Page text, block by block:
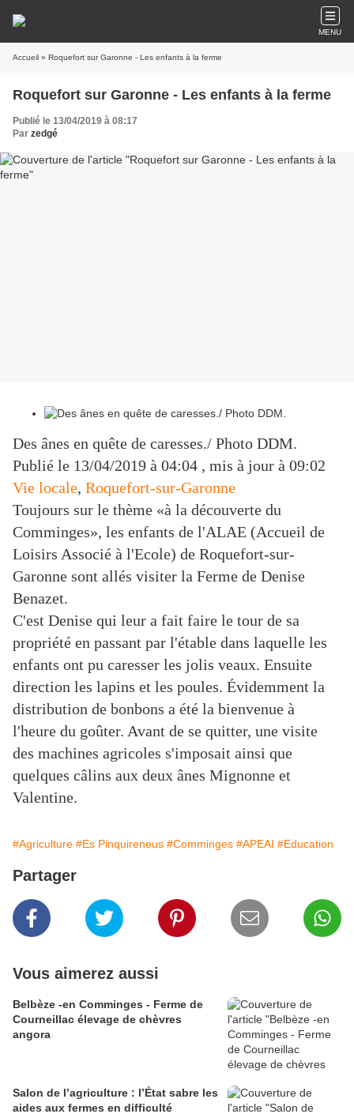
MENU
Accueil » Roquefort sur Garonne - Les enfants à la ferme
Roquefort sur Garonne - Les enfants à la ferme
Publié le 13/04/2019 à 08:17
Par zedgé
Des ânes en quête de caresses./ Photo DDM.
Publié le 13/04/2019 à 04:04 , mis à jour à 09:02
Vie locale, Roquefort-sur-Garonne
Toujours sur le thème «à la découverte du
Comminges», les enfants de l'ALAE (Accueil de
Loisirs Associé à l'Ecole) de Roquefort-sur-
Garonne sont allés visiter la Ferme de Denise
Benazet.
C'est Denise qui leur a fait faire le tour de sa
propriété en passant par l'étable dans laquelle les
enfants ont pu caresser les jolis veaux. Ensuite
direction les lapins et les poules. Évidemment la
distribution de bonbons a été la bienvenue à
l'heure du goûter. Avant de se quitter, une visite
des machines agricoles s'imposait ainsi que
quelques câlins aux deux ânes Mignonne et
Valentine.
#Agriculture #Es Pinquireneus #Comminges #APEAI #Education
Partager
Vous aimerez aussi
Belbèze -en Comminges - Ferme de
Courneillac élevage de chèvres
angora
Salon de l’agriculture : l’État sabre les
aides aux fermes en difficulté